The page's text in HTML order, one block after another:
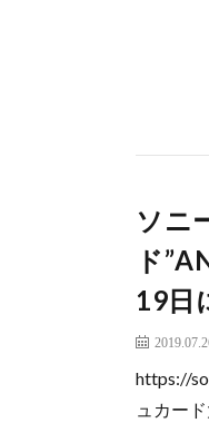
ソニ
ド
19日
https://
ュカー